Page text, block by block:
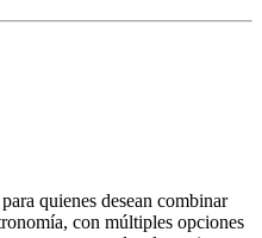
quienes desean combinar
con múltiples opciones